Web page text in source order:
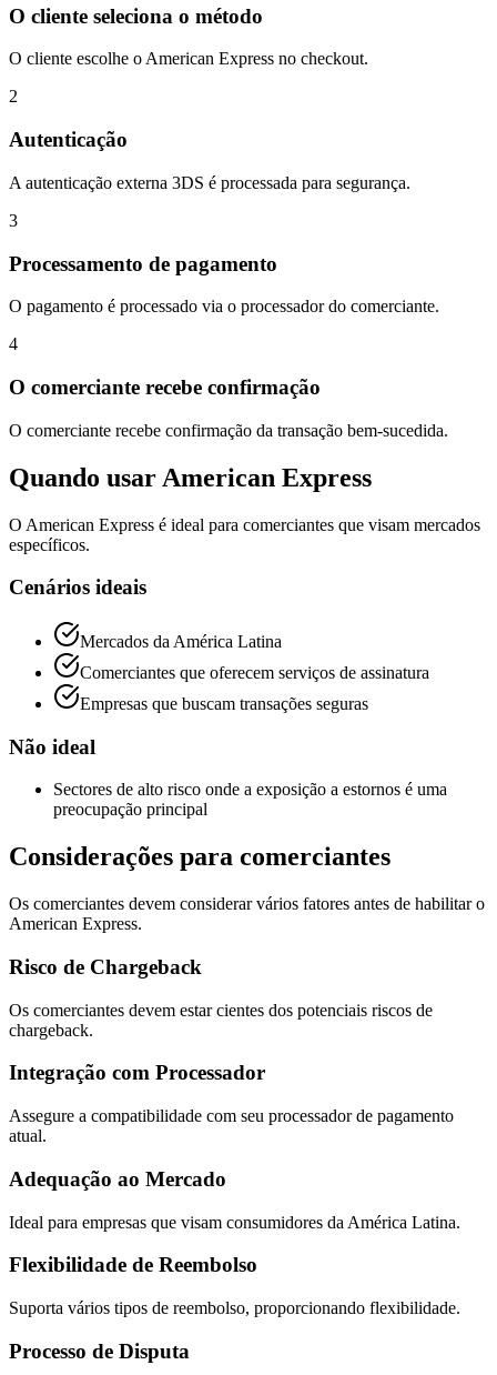
O cliente seleciona o método
O cliente escolhe o American Express no checkout.
2
Autenticação
A autenticação externa 3DS é processada para segurança.
3
Processamento de pagamento
O pagamento é processado via o processador do comerciante.
4
O comerciante recebe confirmação
O comerciante recebe confirmação da transação bem-sucedida.
Quando usar American Express
O American Express é ideal para comerciantes que visam mercados
específicos.
Cenários ideais
Mercados da América Latina
Comerciantes que oferecem serviços de assinatura
Empresas que buscam transações seguras
Não ideal
Sectores de alto risco onde a exposição a estornos é uma
preocupação principal
Considerações para comerciantes
Os comerciantes devem considerar vários fatores antes de habilitar o
American Express.
Risco de Chargeback
Os comerciantes devem estar cientes dos potenciais riscos de
chargeback.
Integração com Processador
Assegure a compatibilidade com seu processador de pagamento
atual.
Adequação ao Mercado
Ideal para empresas que visam consumidores da América Latina.
Flexibilidade de Reembolso
Suporta vários tipos de reembolso, proporcionando flexibilidade.
Processo de Disputa